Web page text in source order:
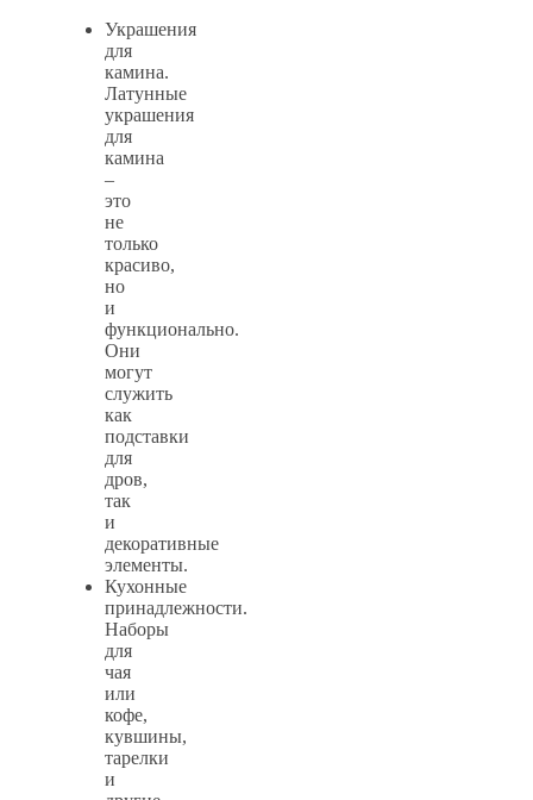
Украшения
для
камина.
Латунные
украшения
для
камина
–
это
не
только
красиво,
но
и
функционально.
Они
могут
служить
как
подставки
для
дров,
так
и
декоративные
элементы.
Кухонные
принадлежности.
Наборы
для
чая
или
кофе,
кувшины,
тарелки
и